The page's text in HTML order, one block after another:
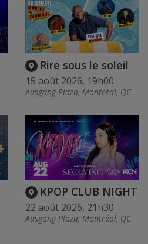
Rire sous le soleil
15 août 2026, 19h00
Ausgang Plaza, Montréal, QC
KPOP CLUB NIGHT
22 août 2026, 21h30
Ausgang Plaza, Montréal, QC